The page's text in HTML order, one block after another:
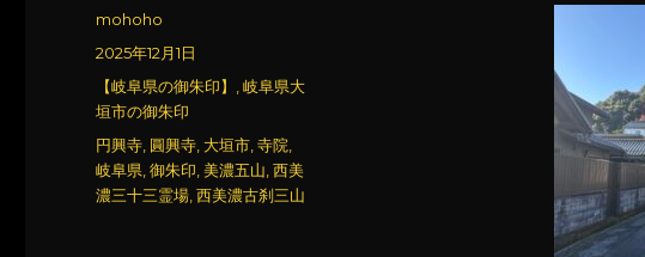
投
mohoho
投
稿
日:
2025年12月1日
カ
テ
ゴ
リ
ー
【岐阜県の御朱印】 ,岐阜県大
垣市の御朱印
タ
グ
円興寺 圓興寺 大垣市 ,寺院
岐阜県 ,御朱印 ,美濃五山 ,西美
濃三十三霊場 ,西美濃古刹三山